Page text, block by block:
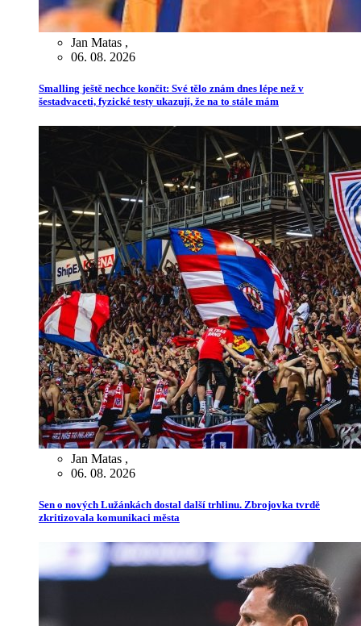
Jan Matas ,
06. 08. 2026
Smalling ještě nechce končit: Své tělo znám dnes lépe než v
šestadvaceti, fyzické testy ukazují, že na to stále mám
Jan Matas ,
06. 08. 2026
Sen o nových Lužánkách dostal další trhlinu. Zbrojovka tvrdě
zkritizovala komunikaci města